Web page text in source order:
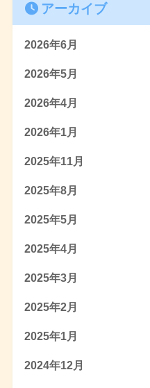
アーカイブ
2026年6月
2026年5月
2026年4月
2026年1月
2025年11月
2025年8月
2025年5月
2025年4月
2025年3月
2025年2月
2025年1月
2024年12月